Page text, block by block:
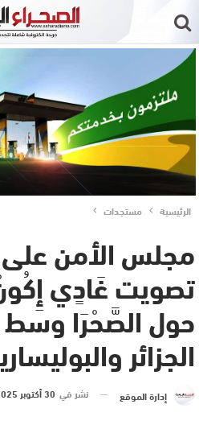
الرئيسية مستجدات
مجلس الأمن
تصويت غَادٍي
حول الصَّحْرَا وسط
الجزائر
إدارة الموقع نشر في 30 أكتوبر 2025 الساعة 19 و 03 دقيقة